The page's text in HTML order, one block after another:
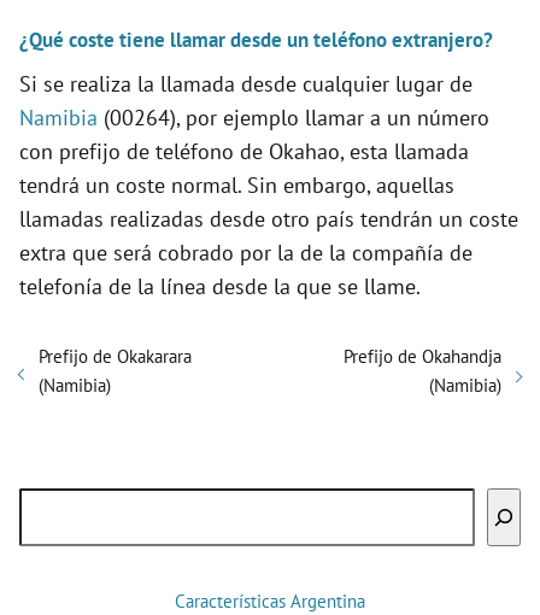
¿Qué coste tiene llamar desde un teléfono extranjero?
Si se realiza la llamada desde cualquier lugar de
Namibia (00264), por ejemplo llamar a un número
con prefijo de teléfono de Okahao, esta llamada
tendrá un coste normal. Sin embargo, aquellas
llamadas realizadas desde otro país tendrán un coste
extra que será cobrado por la de la compañía de
telefonía de la línea desde la que se llame.
Prefijo de Okakarara
(Namibia)
Prefijo de Okahandja
(Namibia)
Características Argentina